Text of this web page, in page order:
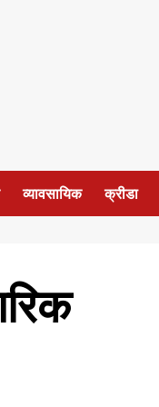
व्यावसायिक क्रीडा